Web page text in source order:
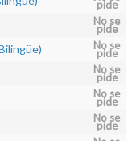
pide
No se
pide
No se
pide
No se
pide
No se
pide
No se
pide